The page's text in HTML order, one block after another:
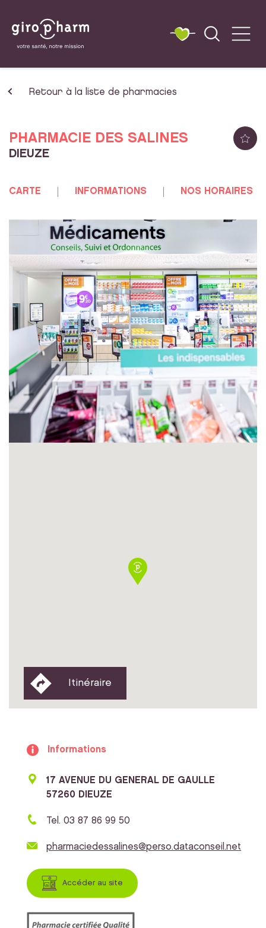
Retour à la liste de pharmacies
PHARMACIE DES SALINES
DIEUZE
CARTE INFORMATIONS NOS HORAIRES
Itinéraire
Informations
17 AVENUE DU GENERAL DE GAULLE
57260 DIEUZE
Tel. 03 87 86 99 50
pharmaciedessalines@perso.dataconseil.net
Accéder au site